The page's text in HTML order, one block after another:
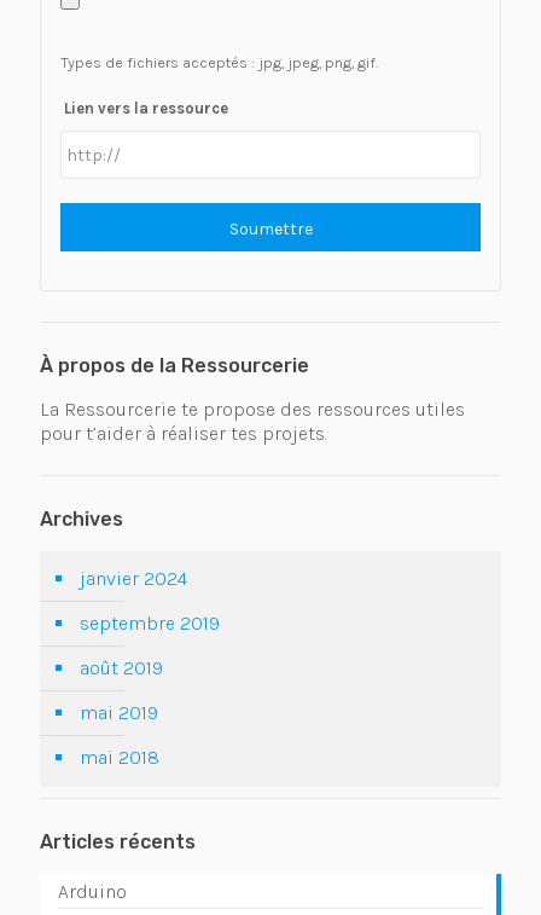
Types de fichiers acceptés : jpg, jpeg, png, gif.
Lien vers la ressource
À propos de la Ressourcerie
La Ressourcerie te propose des ressources utiles
pour t’aider à réaliser tes projets.
Archives
janvier 2024
septembre 2019
août 2019
mai 2019
mai 2018
Articles récents
Arduino